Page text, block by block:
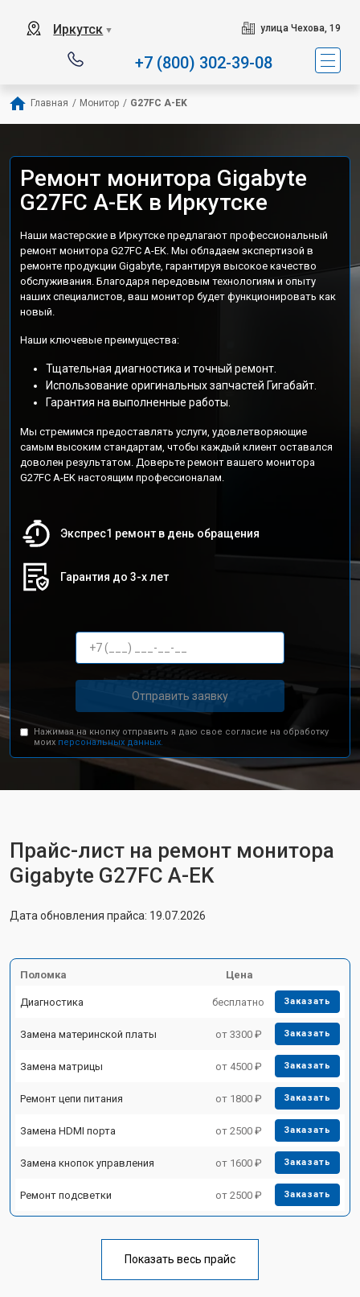
Иркутск ▼ улица Чехова, 19
+7 (800) 302-39-08
Главная / Монитор / G27FC A-EK
Ремонт монитора Gigabyte
G27FC A-EK в Иркутске
Наши мастерские в Иркутске предлагают профессиональный
ремонт монитора G27FC A-EK. Мы обладаем экспертизой в
ремонте продукции Gigabyte, гарантируя высокое качество
обслуживания. Благодаря передовым технологиям и опыту
наших специалистов, ваш монитор будет функционировать как
новый.
Наши ключевые преимущества:
Тщательная диагностика и точный ремонт.
Использование оригинальных запчастей Гигабайт.
Гарантия на выполненные работы.
Мы стремимся предоставлять услуги, удовлетворяющие
самым высоким стандартам, чтобы каждый клиент оставался
доволен результатом. Доверьте ремонт вашего монитора
G27FC A-EK настоящим профессионалам.
Экспрес1 ремонт в день обращения
Гарантия до 3-х лет
Отправить заявку
Нажимая на кнопку отправить я даю свое согласие на обработку
моих персональных данных.
Прайс-лист на ремонт монитора
Gigabyte G27FC A-EK
Дата обновления прайса: 19.07.2026
Поломка Цена
Диагностика бесплатно Заказать
Замена материнской платы от 3300 ₽ Заказать
Замена матрицы от 4500 ₽ Заказать
Ремонт цепи питания от 1800 ₽ Заказать
Замена HDMI порта от 2500 ₽ Заказать
Замена кнопок управления от 1600 ₽ Заказать
Ремонт подсветки от 2500 ₽ Заказать
Показать весь прайс